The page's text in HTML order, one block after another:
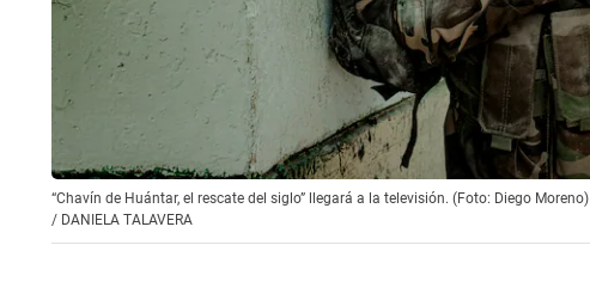
“Chavín de Huántar, el rescate del siglo” llegará a la televisión. (Foto: Diego Moreno)
/ DANIELA TALAVERA